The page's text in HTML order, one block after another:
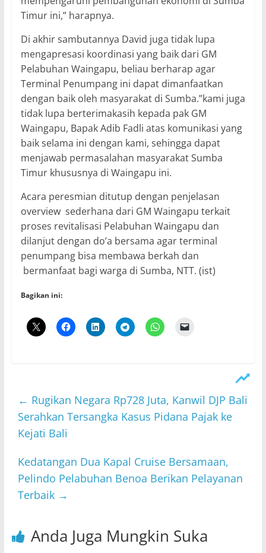
Timur ini,” harapnya.
Di akhir sambutannya David juga tidak lupa
mengapresasi koordinasi yang baik dari GM
Pelabuhan Waingapu, beliau berharap agar
Terminal Penumpang ini dapat dimanfaatkan
dengan baik oleh masyarakat di Sumba.”kami juga
tidak lupa berterimakasih kepada pak GM
Waingapu, Bapak Adib Fadli atas komunikasi yang
baik selama ini dengan kami, sehingga dapat
menjawab permasalahan masyarakat Sumba
Timur khususnya di Waingapu ini.
Acara peresmian ditutup dengan penjelasan
overview sederhana dari GM Waingapu terkait
proses revitalisasi Pelabuhan Waingapu dan
dilanjut dengan do’a bersama agar terminal
penumpang bisa membawa berkah dan
bermanfaat bagi warga di Sumba, NTT. (ist)
Bagikan ini:
← Rugikan Negara Rp728 Juta, Kanwil DJP Bali
Serahkan Tersangka Kasus Pidana Pajak ke
Kejati Bali
Kedatangan Dua Kapal Cruise Bersamaan,
Pelindo Pelabuhan Benoa Berikan Pelayanan
Terbaik →
Anda Juga Mungkin Suka